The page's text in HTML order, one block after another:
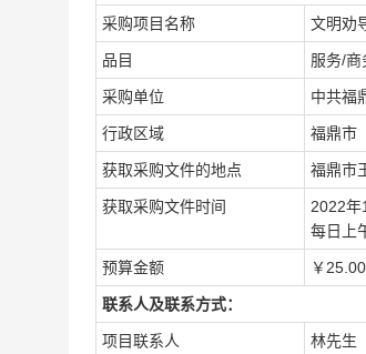
采购项目名称 文明劝
品目 服务/商
采购单位 中共福
行政区域 福鼎市
获取采购文件的地点 福鼎市
获取采购文件时间
2022年
每日上
预算金额 ￥
联系人及联系方式：
项目联系人 林先生